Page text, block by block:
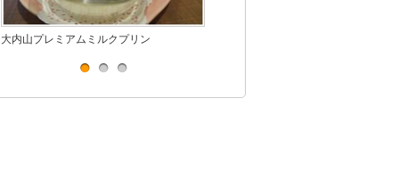
大内山プレミアムミルクプリン